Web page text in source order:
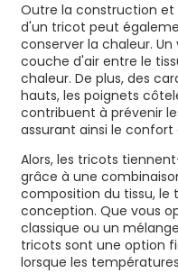
Outre la construction
d'un tricot peut
conserver la chaleur.
couche d'air entre le
chaleur. De plus, des
hauts, les poignets
contribuent à prévenir
assurant ainsi le
Alors, les tricots
grâce à une
composition du tissu, le
conception. Que vous
classique ou un
tricots sont une option
lorsque les